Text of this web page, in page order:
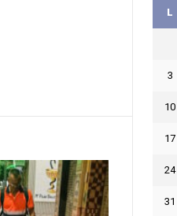
L
3
10
17
24
31